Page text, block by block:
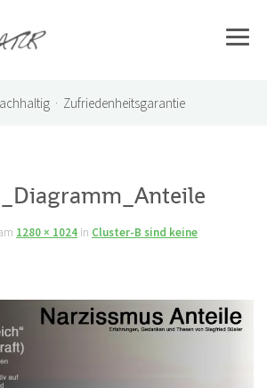
· Zufriedenheitsgarantie
1280 × 1024 in Cluster-B sind keine